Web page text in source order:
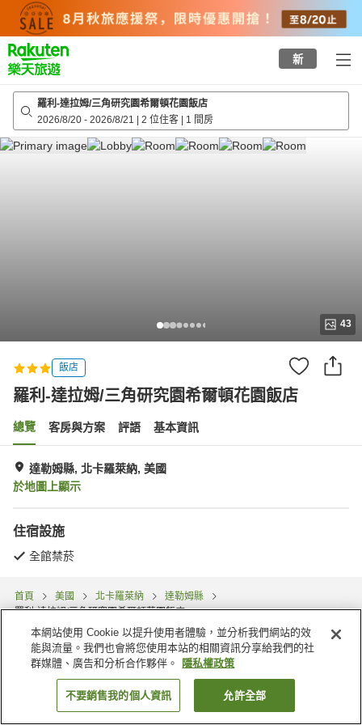
top
page
新
羅利-達拉姆/三角研究園希爾頓花園飯店
2026/8/20 - 2026/8/21 | 2 位住客 | 1 間房
43
飯店
羅利-達拉姆/三角研究園希爾頓花園飯店
總覽 客房與方案 評語 基本資訊
達勒姆縣, 北卡羅萊納, 美國
於地圖上顯示
住宿設施
全館禁菸
首頁 美國 北卡羅萊納
達勒姆縣
羅利-達拉姆/三角研究園希爾頓花園飯店
找客房
本網站使用 Cookie 以提升使用者體驗，並分析我們網站的效
能與流量。我們也會將您使用本站的相關資訊分享給我們的社
群媒體、廣告和分析合作夥伴。
隱私權政策
不要銷售我的個人資訊 允許全部